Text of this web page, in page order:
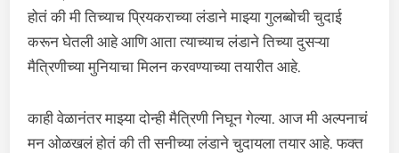
होतं की मी तिच्याच प्रियकराच्या लंडाने माझ्या गुलब्बोची चुदाई
करून घेतली आहे आणि आता त्याच्याच लंडाने तिच्या दुसऱ्या
मैत्रिणीच्या मुनियाचा मिलन करवण्याच्या तयारीत आहे.
काही वेळानंतर माझ्या दोन्ही मैत्रिणी निघून गेल्या. आज मी अल्पनाचं
मन ओळखलं होतं की ती सनीच्या लंडाने चुदायला तयार आहे. फक्त